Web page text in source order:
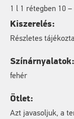
1 l 1 rétegben 10 –
Kiszerelés:
Részletes
Színárnyalatok:
fehér
Ötlet:
Azt javasoljuk, a